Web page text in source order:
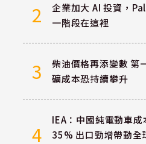
2
企業加大 AI 投資，
一階段在這裡
3
柴油價格再添變數 第
礦成本恐持續攀升
4
IEA：中國純電動車
35% 出口勁增帶動全